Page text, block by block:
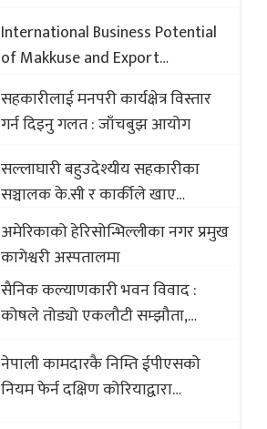
International Business Potential
of Makkuse and Export
Opportunities of Nepali Sweets
with Global Comparison to
Baklava
सहकारीलाई मनपरी कार्यक्षेत्र विस्तार
गर्न दिइनु गलत : जाँचबुझ आयोग
सल्लाघारी बहुउदेश्यीय सहकारीका
सञ्चालक के.सी र कार्कीले खाए
सदस्यको करोडौं बचत
अमेरिकाको हेरिसोन्भिल्लीका नगर प्रमुख
कागेश्वरी अस्पतालमा
सैनिक कल्याणकारी भवन विवाद :
कोषले तोड्यो एकलौटी सम्झौता,
(भिडियो)
नेपाली कामदारकै निम्ति ईपीएसको
नियम फेर्न दक्षिण कोरियाद्वारा